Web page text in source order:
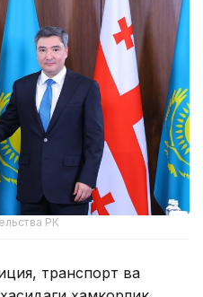
РК
транспорт ва